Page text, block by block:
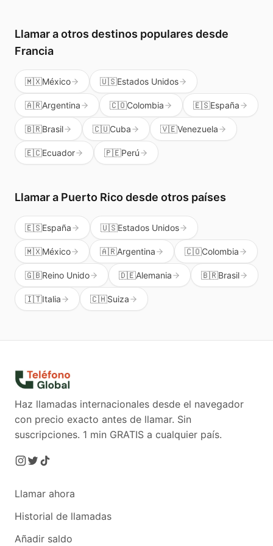
Llamar a otros destinos populares desde
Francia
🇲🇽México 🇺🇸Estados Unidos
🇦🇷Argentina 🇨🇴Colombia 🇪🇸España
🇧🇷Brasil 🇨🇺Cuba 🇻🇪Venezuela
🇪🇨Ecuador 🇵🇪Perú
Llamar a Puerto Ricodesde otros países
🇪🇸España 🇺🇸Estados Unidos
🇲🇽México 🇦🇷Argentina 🇨🇴Colombia
🇬🇧Reino Unido 🇩🇪Alemania 🇧🇷Brasil
🇮🇹Italia 🇨🇭Suiza
Haz llamadas internacionales desde el navegador
con precio exacto antes de llamar. Sin
suscripciones. 1 min GRATIS a cualquier país.
Llamar ahora
Historial de llamadas
Añadir saldo